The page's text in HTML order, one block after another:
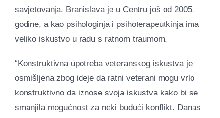
savjetovanja. Branislava je u Centru još od 2005.
godine, a kao psihologinja i psihoterapeutkinja ima
veliko iskustvo u radu s ratnom traumom.
“Konstruktivna upotreba veteranskog iskustva je
osmišljena zbog ideje da ratni veterani mogu vrlo
konstruktivno da iznose svoja iskustva kako bi se
smanjila mogućnost za neki budući konflikt. Danas